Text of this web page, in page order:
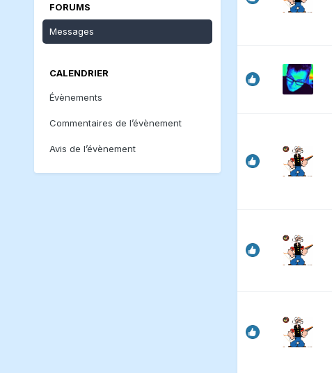
FORUMS
Messages
CALENDRIER
Évènements
Commentaires de l’évènement
Avis de l’évènement